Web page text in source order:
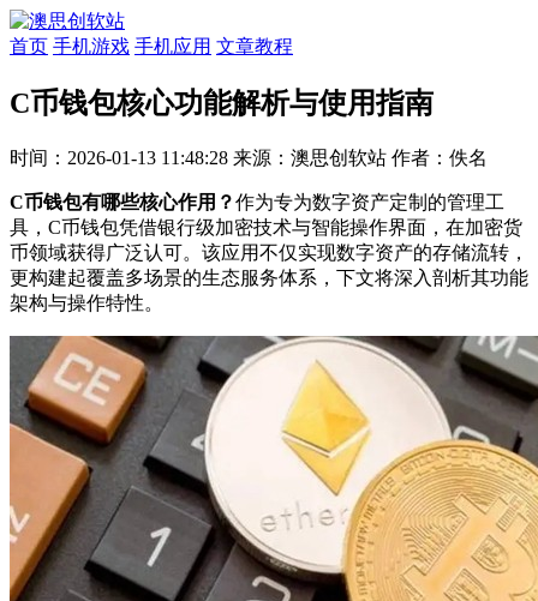
首页 手机游戏 手机应用 文章教程
C币钱包核心功能解析与使用指南
时间：2026-01-13 11:48:28 来源：澳思创软站 作者：佚名
C币钱包有哪些核心作用？作为专为数字资产定制的管理工
具，C币钱包凭借银行级加密技术与智能操作界面，在加密货
币领域获得广泛认可。该应用不仅实现数字资产的存储流转，
更构建起覆盖多场景的生态服务体系，下文将深入剖析其功能
架构与操作特性。